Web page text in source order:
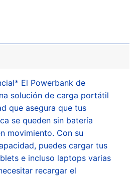
El Powerbank de
solución de carga portátil
que asegura que tus
se queden sin batería
movimiento. Con su
puedes cargar tus
e incluso laptops varias
recargar el